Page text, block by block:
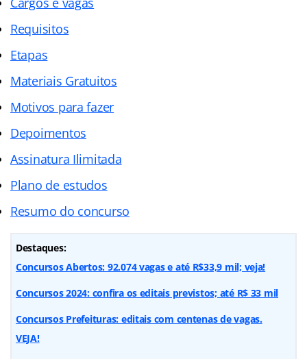
Requisitos
Etapas
Materiais Gratuitos
Motivos para fazer
Depoimentos
Assinatura Ilimitada
Plano de estudos
Resumo do concurso
Destaques:
Concursos Abertos: 92.074 vagas e até R$33,9 mil; veja!
Concursos 2024: confira os editais previstos; até R$ 33 mil
Concursos Prefeituras: editais com centenas de vagas.
VEJA!